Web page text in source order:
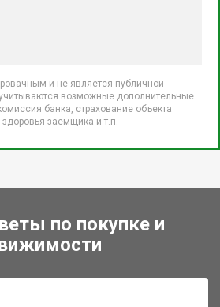
и не является публичной
возможные дополнительные
банка, страхование объекта
заемщика и т.п.
по покупке и